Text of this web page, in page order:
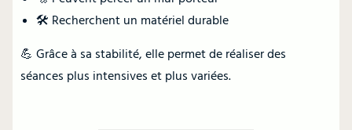
🛠️ Recherchent un matériel durable
💪 Grâce à sa stabilité, elle permet de réaliser des
séances plus intensives et plus variées.